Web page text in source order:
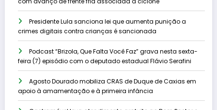
Presidente Lula sanciona lei que aumenta punição a
crimes digitais contra crianças é sancionada
Podcast “Brizola, Que Falta Você Faz” grava nesta sexta-
feira (7) episódio com o deputado estadual Flávio Serafini
Agosto Dourado mobiliza CRAS de Duque de Caxias em
apoio à amamentação e à primeira infância